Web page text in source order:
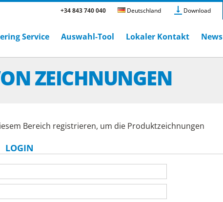
+34 843 740 040 Deutschland Download
Service Auswahl-Tool Lokaler Kontakt News
ZEICHNUNGEN
Bereich registrieren, um die Produktzeichnungen
LOGIN